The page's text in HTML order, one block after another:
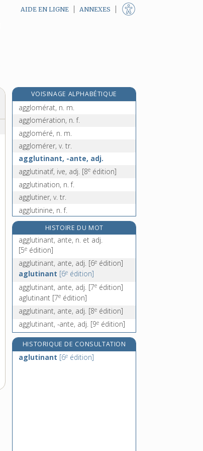
AIDE EN LIGNE ANNEXES
VOISINAGE ALPHABÉTIQUE
aggiornamento, n. m.
agglomérat, n. m.
agglomération, n. f.
aggloméré, n. m.
agglomérer, v. tr.
agglutinant, -ante, adj.
agglutinatif, ive, adj. [8e édition]
agglutination, n. f.
agglutiner, v. tr.
agglutinine, n. f.
agglutinogène, n. m.
aggravant, -ante, adj.
aggravation, n. f.
aggrave, n. f. [7e édition]
aggraver, v. tr.
HISTOIRE DU MOT
agglutinant, ante, n. et adj.
[5e édition]
agglutinant, ante, adj. [6e édition]
aglutinant [6e édition]
agglutinant, ante, adj. [7e édition]
aglutinant [7e édition]
agglutinant, ante, adj. [8e édition]
agglutinant, -ante, adj. [9e édition]
HISTORIQUE DE CONSULTATION
aglutinant [6e édition]